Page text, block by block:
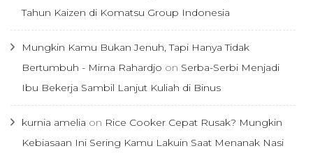
Tahun Kaizen di Komatsu Group Indonesia
Mungkin Kamu Bukan Jenuh, Tapi Hanya Tidak
Bertumbuh - Mirna Rahardjo on Serba-Serbi Menjadi
Ibu Bekerja Sambil Lanjut Kuliah di Binus
kurnia amelia on Rice Cooker Cepat Rusak? Mungkin
Kebiasaan Ini Sering Kamu Lakuin Saat Menanak Nasi